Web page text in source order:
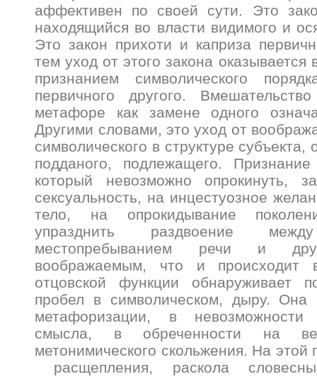
аффективен по своей сути. Это
находящийся во власти видимого и
Это закон прихоти и каприза
тем уход от этого закона
признанием символического
первичного другого.
метафоре как замене одного
Другими словами, это уход от
символического в структуре субъекта,
подданого, подлежащего.
который невозможно опрокинуть,
сексуальность, на инцестуозное
тело, на опрокидывание
упразднить раздвоение
местопребыванием речи и
воображаемым, что и происходит
отцовской функции обнаруживает
пробел в символическом, дыру. Она
метафоризации, в
смысла, в обреченности на
метонимического скольжения. На этой
расщепления, раскола